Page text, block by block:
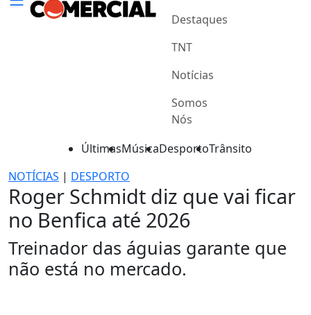
Destaques
TNT
Notícias
Somos
Nós
ÚltimasMúsicaDesportoTrânsito
NOTÍCIAS | DESPORTO
Roger Schmidt diz que vai ficar
no Benfica até 2026
Treinador das águias garante que
não está no mercado.